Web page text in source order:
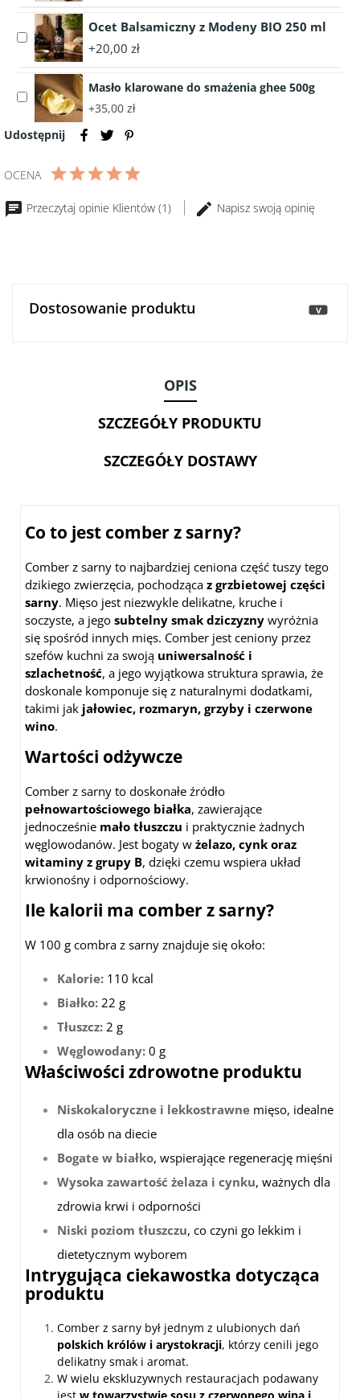
40g
Oryginalna
Musztarda
Dijon
Maille
215g
Select
accessory
Ocet
Balsamiczny
Modeny
BIO
ml
Ocet Balsamiczny z Modeny BIO 250 ml
+20,00 zł
Select
accessory
Masło
smażenia
500g
Masło klarowane do smażenia ghee 500g
+35,00 zł
Udostępnij
OCENA
Przeczytaj opinie Klientów (1) Napisz swoją opinię
Dostosowanie produktu >
OPIS
SZCZEGÓŁY PRODUKTU
SZCZEGÓŁY DOSTAWY
Co to jest comber z sarny?
Comber z sarny to najbardziej ceniona część tuszy tego
dzikiego zwierzęcia, pochodząca z grzbietowej części
sarny. Mięso jest niezwykle delikatne, kruche i
soczyste, a jego subtelny smak dziczyzny wyróżnia
się spośród innych mięs. Comber jest ceniony przez
szefów kuchni za swoją uniwersalność i
szlachetność, a jego wyjątkowa struktura sprawia, że
doskonale komponuje się z naturalnymi dodatkami,
takimi jak jałowiec, rozmaryn, grzyby i czerwone
wino.
Wartości odżywcze
Comber z sarny to doskonałe źródło
pełnowartościowego białka, zawierające
jednocześnie mało tłuszczu i praktycznie żadnych
węglowodanów. Jest bogaty w żelazo, cynk oraz
witaminy z grupy B, dzięki czemu wspiera układ
krwionośny i odpornościowy.
Ile kalorii ma comber z sarny?
W 100 g combra z sarny znajduje się około:
Kalorie: 110 kcal
Białko: 22 g
Tłuszcz: 2 g
Węglowodany: 0 g
Właściwości zdrowotne produktu
Niskokaloryczne i lekkostrawne mięso, idealne
dla osób na diecie
Bogate w białko, wspierające regenerację mięśni
Wysoka zawartość żelaza i cynku, ważnych dla
zdrowia krwi i odporności
Niski poziom tłuszczu, co czyni go lekkim i
dietetycznym wyborem
Intrygująca ciekawostka dotycząca
produktu
Comber z sarny był jednym z ulubionych dań
polskich królów i arystokracji, którzy cenili jego
delikatny smak i aromat.
W wielu ekskluzywnych restauracjach podawany